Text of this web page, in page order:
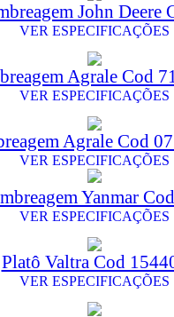
John Deere
VER ESPECIFICAÇÕES
Agrale Cod
VER ESPECIFICAÇÕES
Agrale Cod
VER ESPECIFICAÇÕES
Yanmar
VER ESPECIFICAÇÕES
Platô Valtra Cod
VER ESPECIFICAÇÕES